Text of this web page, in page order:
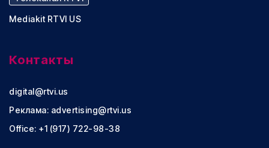
Mediakit RTVI US
Контакты
digital@rtvi.us
Реклама: advertising@rtvi.us
Office: +1 (917) 722-98-38